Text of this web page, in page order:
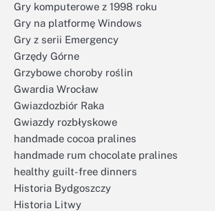
Gry komputerowe z 1998 roku
Gry na platformę Windows
Gry z serii Emergency
Grzędy Górne
Grzybowe choroby roślin
Gwardia Wrocław
Gwiazdozbiór Raka
Gwiazdy rozbłyskowe
handmade cocoa pralines
handmade rum chocolate pralines
healthy guilt-free dinners
Historia Bydgoszczy
Historia Litwy